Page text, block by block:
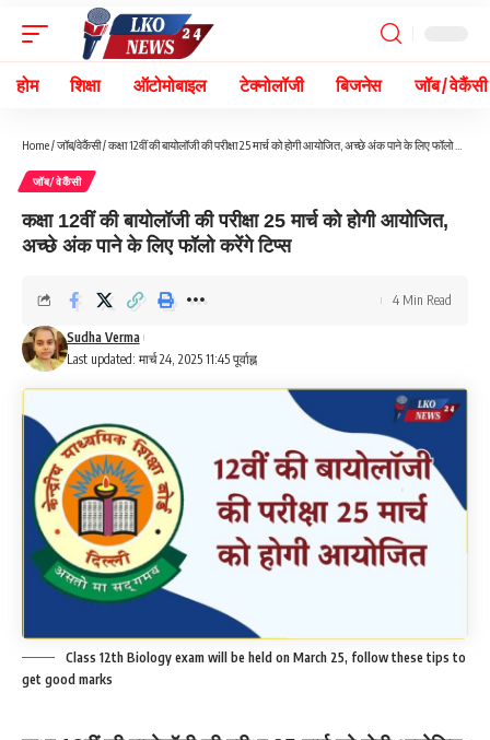
होम शिक्षा ऑटोमोबाइल टेक्नोलॉजी बिजनेस जॉब / वेकैंसी
Home/जॉब/वेकैंसी/कक्षा 12वीं की बायोलॉजी की परीक्षा 25 मार्च को होगी आयोजित, अच्छे अंक पाने के लिए फॉलो करेंगे टिप्स
जॉब/वेकैंसी
कक्षा 12वीं की बायोलॉजी की परीक्षा 25 मार्च को होगी आयोजित,
अच्छे अंक पाने के लिए फॉलो करेंगे टिप्स
Last updated: मार्च 24, 2025 11:45 पूर्वाह्न
Sudha Verma
4 Min Read
Class 12th Biology exam will be held on March 25, follow these tips to
get good marks